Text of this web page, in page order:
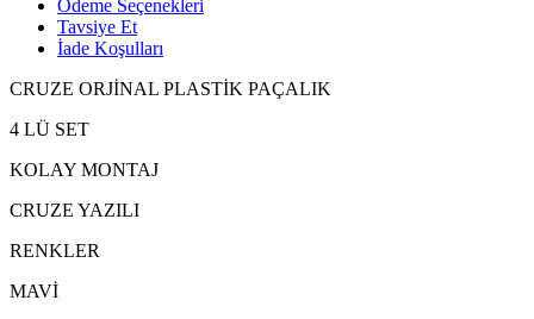
Ödeme Seçenekleri
Tavsiye Et
İade Koşulları
CRUZE ORJİNAL PLASTİK PAÇALIK
4 LÜ SET
KOLAY MONTAJ
CRUZE YAZILI
RENKLER
MAVİ